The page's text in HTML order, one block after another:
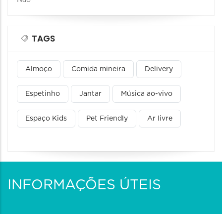
TAGS
Almoço Comida mineira Delivery
Espetinho Jantar Música ao-vivo
Espaço Kids Pet Friendly Ar livre
INFORMAÇÕES ÚTEIS